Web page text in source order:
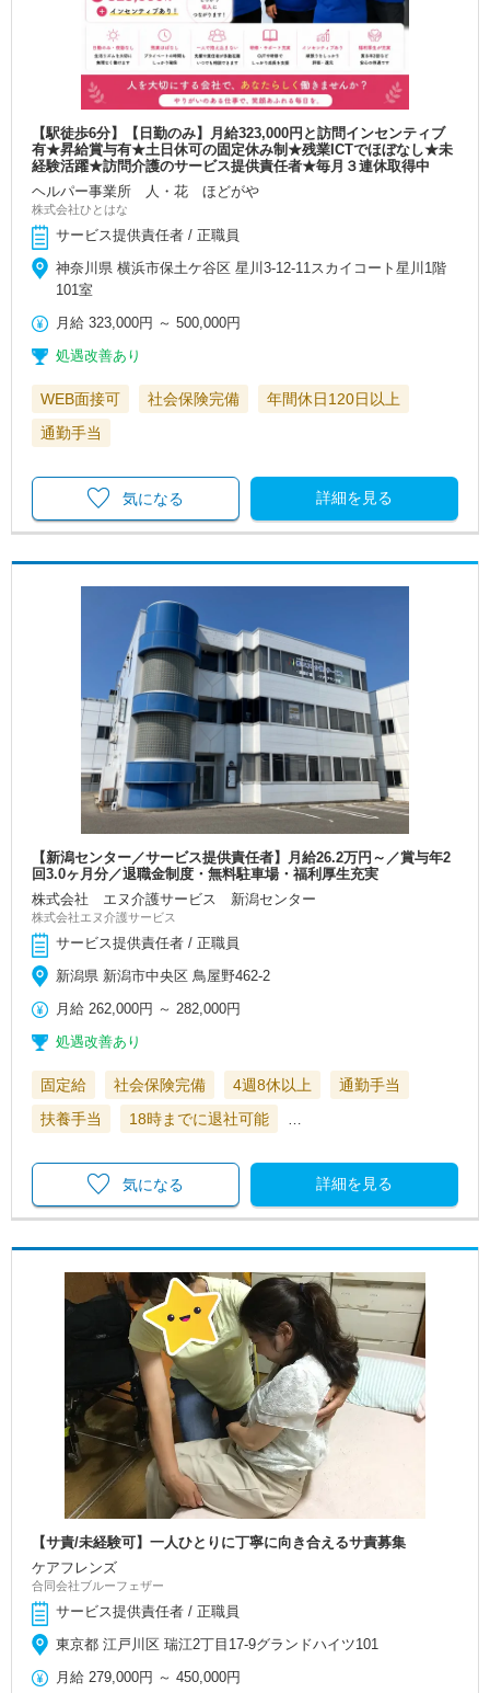
【駅徒歩6分】【日勤のみ】月給323,000円と訪問インセンティブ
有★昇給賞与有★土日休可の固定休み制★残業ICTでほぼなし★未
経験活躍★訪問介護のサービス提供責任者★毎月３連休取得中
ヘルパー事業所 人・花 ほどがや
株式会社ひとはな
サービス提供責任者 / 正職員
神奈川県 横浜市保土ケ谷区 星川3-12-11スカイコート星川1階
101室
月給 323,000円 ～500,000円
処遇改善あり
WEB面接可 社会保険完備
年間休日120日以上
通勤手当
詳細を見る
気になる
【新潟センター／サービス提供責任者】月給26.2万円～／賞与年2
回3.0ヶ月分／退職金制度・無料駐車場・福利厚生充実
株式会社 エヌ介護サービス 新潟センター
株式会社エヌ介護サービス
サービス提供責任者 / 正職員
新潟県 新潟市中央区 鳥屋野462-2
月給 262,000円 ～ 282,000円
処遇改善あり
固定給 社会保険完備 4週8休以上
通勤手当
扶養手当
18時までに退社可能
詳細を見る
気になる
【サ責/未経験可】一人ひとりに丁寧に向き合えるサ責募集
ケアフレンズ
合同会社ブルーフェザー
サービス提供責任者 / 正職員
東京都 江戸川区 瑞江2丁目17-9グランドハイツ101
月給 279,000円 ～450,000円